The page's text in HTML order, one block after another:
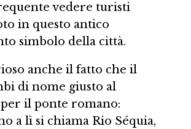
vedere turisti
in questo antico
simbolo della città.
anche il fatto che il
di nome giusto al
per il ponte romano:
a lì si chiama Rio Séquia,